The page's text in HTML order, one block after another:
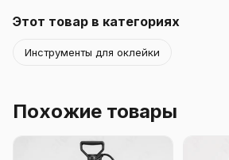
Этот товар в категориях
Инструменты для оклейки
Похожие товары